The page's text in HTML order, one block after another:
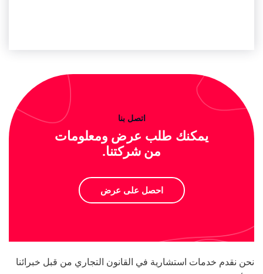
اتصل بنا
يمكنك طلب عرض ومعلومات
من شركتنا.
احصل على عرض
نحن نقدم خدمات استشارية في القانون التجاري من قبل خبرائنا